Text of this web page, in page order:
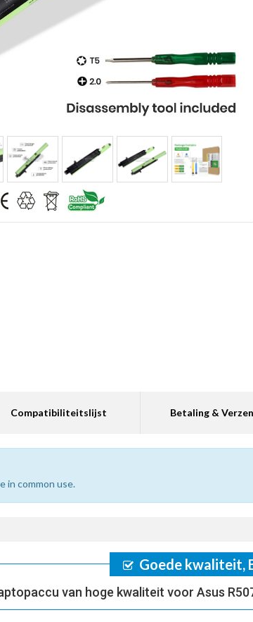
Compatibiliteitslijst Betaling &
in common use.
Goede kwaliteit,
van hoge kwaliteit voor Asus